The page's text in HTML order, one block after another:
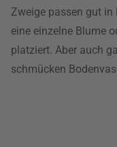
Zweige passen gut
eine einzelne Blume
platziert. Aber auch
schmücken